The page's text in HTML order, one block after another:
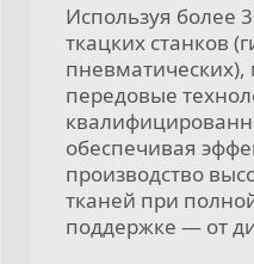
Используя более
ткацких станков
передовые
обеспечивая
производство
тканей при
поддержке — от